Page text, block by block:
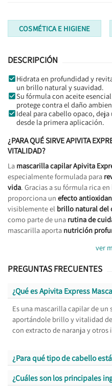
COSMÉTICA E HIGIENE
DESCRIPCIÓN
Hidrata en profundidad y
un brillo natural y suavidad.
Su fórmula con aceite
protege contra el daño
Ideal para cabello opaco,
desde la primera aplicación.
¿PARA QUÉ SIRVE APIVITA
VITALIDAD?
La mascarilla capilar Apivita
especialmente formulada para
vida. Gracias a su fórmula rica en
proporciona un efecto
visiblemente el brillo natural del
como parte de una rutina de
mascarilla aporta nutrición
ver
PREGUNTAS FRECUENTES
¿Qué es Apivita Express
Es una mascarilla capilar de
aportándole brillo y vitalidad
con extracto de naranja y otros
¿Para qué tipo de cabello
¿Cuáles son los principales